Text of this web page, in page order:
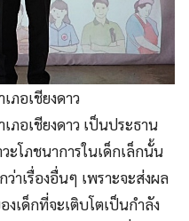
ภอเชียงดาว
ภอเชียงดาว เป็นประธาน
ะโภชนาการในเด็กเล็กนั้น
าเรื่องอื่นๆ เพราะจะส่งผล
เด็กที่จะเติบโตเป็นกำลัง